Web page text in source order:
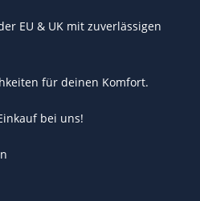
EU & UK mit zuverlässigen
für deinen Komfort.
bei uns!